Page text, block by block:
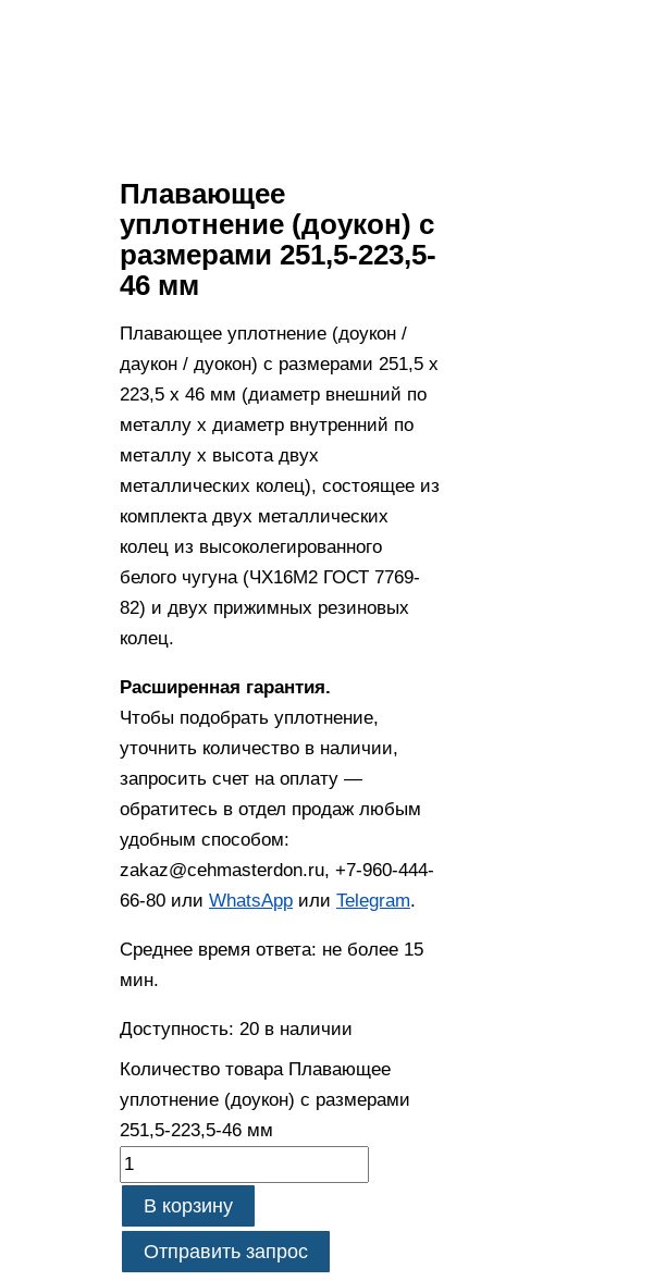
Плавающее
уплотнение (доукон) с
размерами 251,5-223,5-
46 мм
Плавающее уплотнение (доукон /
даукон / дуокон) с размерами 251,5 х
223,5 х 46 мм (диаметр внешний по
металлу х диаметр внутренний по
металлу х высота двух
металлических колец), состоящее из
комплекта двух металлических
колец из высоколегированного
белого чугуна (ЧХ16М2 ГОСТ 7769-
82) и двух прижимных резиновых
колец.
Расширенная гарантия.
Чтобы подобрать уплотнение,
уточнить количество в наличии,
запросить счет на оплату —
обратитесь в отдел продаж любым
удобным способом:
zakaz@cehmasterdon.ru, +7-960-444-
66-80 или WhatsApp или Telegram.
Среднее время ответа: не более 15
мин.
Доступность: 20 в наличии
Количество товара Плавающее
уплотнение (доукон) с размерами
251,5-223,5-46 мм
В корзину
Отправить запрос